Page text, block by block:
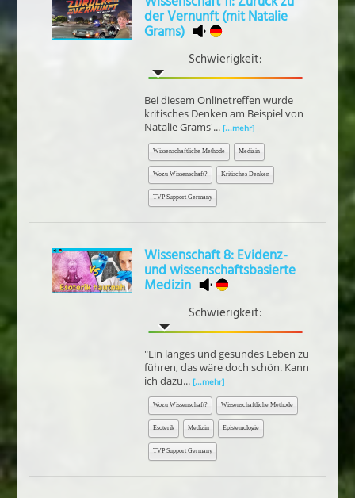
der Vernunft (mit Natalie
Grams)
Schwierigkeit:
Bei diesem Onlinetreffen wurde
kritisches Denken am Beispiel von
Natalie Grams'... [...mehr]
Wissenschaftliche Methode Medizin
Wozu Wissenschaft? Kritisches Denken
TVP Support Germany
Wissenschaft 8: Evidenz-
und wissenschaftsbasierte
Medizin
Schwierigkeit:
"Ein langes und gesundes Leben zu
führen, das wäre doch schön. Kann
ich dazu... [...mehr]
Wozu Wissenschaft? Wissenschaftliche Methode
Esoterik Medizin Epistemologie
TVP Support Germany